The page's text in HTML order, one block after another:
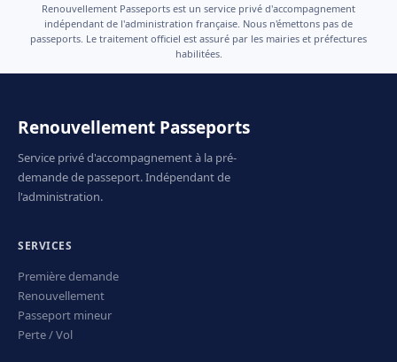
Renouvellement Passeports est un service privé d'accompagnement
indépendant de l'administration française. Nous n'émettons pas de
passeports. Le traitement officiel est assuré par les mairies et préfectures
habilitées.
Renouvellement Passeports
Service privé d'accompagnement à la pré-
demande de passeport. Indépendant de
l'administration.
SERVICES
Première demande
Renouvellement
Passeport mineur
Perte / Vol